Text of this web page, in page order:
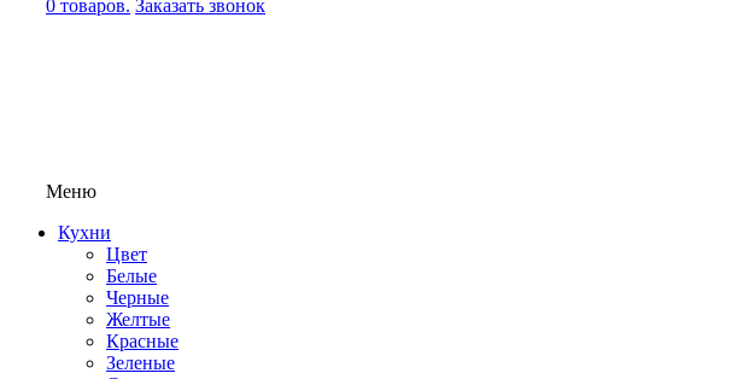
0 товаров. Заказать звонок
Меню
Кухни
Цвет
Белые
Черные
Желтые
Красные
Зеленые